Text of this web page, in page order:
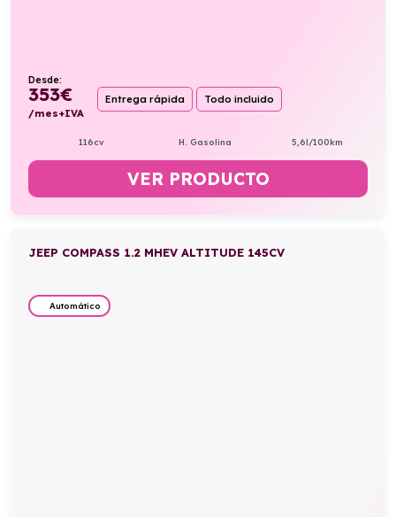
Desde:
353€
/mes+IVA
Entrega rápida Todo incluido
116cv H. Gasolina 5,6l/100km
VER PRODUCTO
JEEP COMPASS 1.2 MHEV ALTITUDE 145CV
Automático